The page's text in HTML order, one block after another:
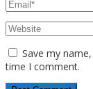
Save my
time I comment.